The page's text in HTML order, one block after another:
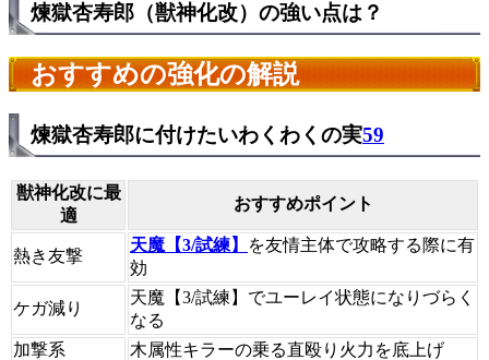
煉獄杏寿郎（獣神化改）の強い点は？
おすすめの強化の解説
煉獄杏寿郎に付けたいわくわくの実59
獣神化改に最
適
おすすめポイント
熱き友撃
天魔【3/試練】
を友情主体で攻略する際に有
効
ケガ減り
天魔【3/試練】でユーレイ状態になりづらく
なる
加撃系
木属性キラーの乗る直殴り火力を底上げ